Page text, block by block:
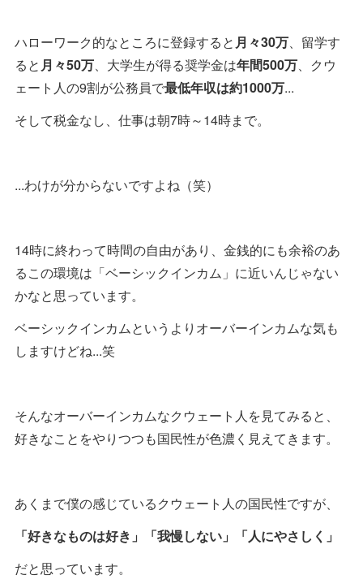
ハローワーク的なところに登録すると 月々30万 、留学す
ると 月々50万 、大学生が得る奨学金は年間500万 、クウ
ェート人の9割が公務員で最低年収は約1000万...
そして税金なし、仕事は朝7時～14時まで。
...わけが分からないですよね（笑）
14時に終わって時間の自由があり、金銭的にも余裕のあ
るこの環境は「ベーシックインカム」に近いんじゃない
かなと思っています。
ベーシックインカムというよりオーバーインカムな気も
しますけどね...笑
そんなオーバーインカムなクウェート人を見てみると、
好きなことをやりつつも国民性が色濃く見えてきます。
あくまで僕の感じているクウェート人の国民性ですが、
「好きなものは好き」「我慢しない」「人にやさしく」
だと思っています。